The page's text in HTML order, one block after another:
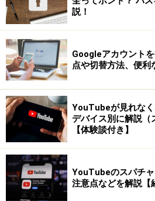
単に企業対ユーザーということ
してユーザー同士が情報を発信
ているということですね。
日野:
はい。ただ企業の目的がどこに
くるとは思います。つまり人と
それともモノに焦点を当てたいの
CGMというのはコミュニティと
ですが、そこにビジネスが存在
な目的は自社の商品、サービ ス
説！
Googleアカウント
点や切替方法、便利
YouTubeが見れな
デバイス別に解説（
【体験談付き】
YouTubeのスパチャ
注意点などを解説【